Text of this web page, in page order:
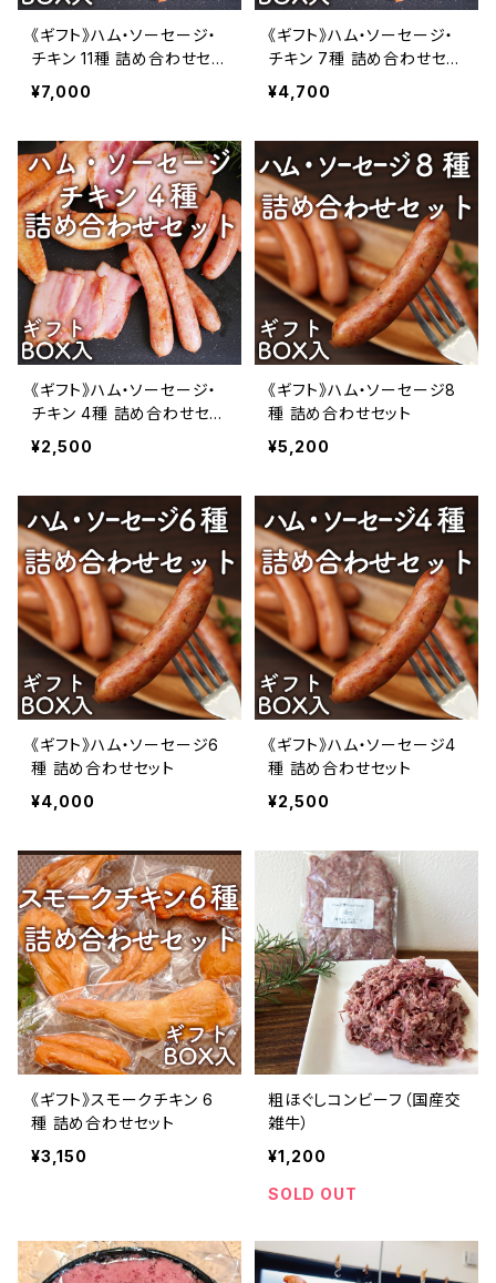
《ギフト》ハム・ソーセージ・
チキン 11種 詰め合わせセッ
ト
¥7,000
《ギフト》ハム・ソーセージ・
チキン 7種 詰め合わせセッ
ト
¥4,700
《ギフト》ハム・ソーセージ・
チキン 4種 詰め合わせセッ
ト
¥2,500
《ギフト》ハム・ソーセージ8
種 詰め合わせセット
¥5,200
《ギフト》ハム・ソーセージ6
種 詰め合わせセット
¥4,000
《ギフト》ハム・ソーセージ4
種 詰め合わせセット
¥2,500
《ギフト》スモークチキン 6
種 詰め合わせセット
¥3,150
粗ほぐしコンビーフ（国産交
雑牛）
¥1,200
SOLD OUT